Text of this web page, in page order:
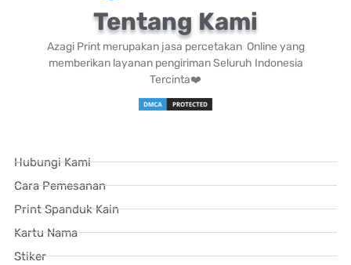
Tentang Kami
Azagi Print merupakan jasa percetakan Online yang
memberikan layanan pengiriman Seluruh Indonesia
Tercinta❤️
Hubungi Kami
Cara Pemesanan
Print Spanduk Kain
Kartu Nama
Stiker